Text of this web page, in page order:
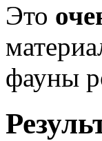
Это
фауны